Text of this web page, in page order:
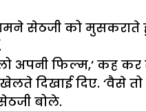
सेठजी को मुसकराते
अपनी फिल्म,’ कह
दिखाई दिए. ‘वैसे
बोले.